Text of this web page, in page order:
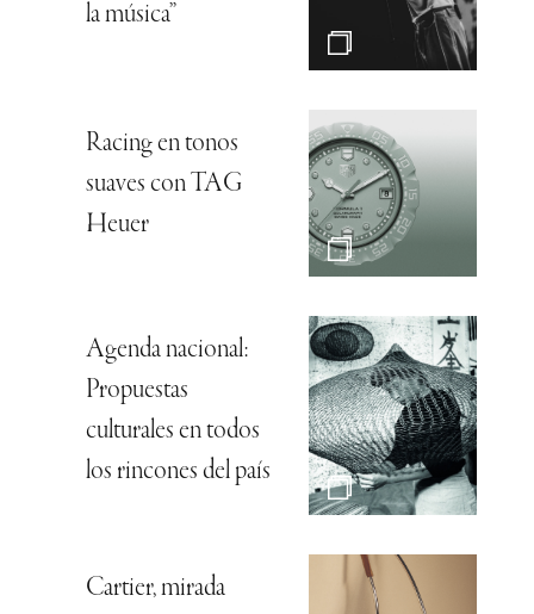
la música”
Racing en tonos
suaves con TAG
Heuer
Agenda nacional:
Propuestas
culturales en todos
los rincones del país
Cartier, mirada